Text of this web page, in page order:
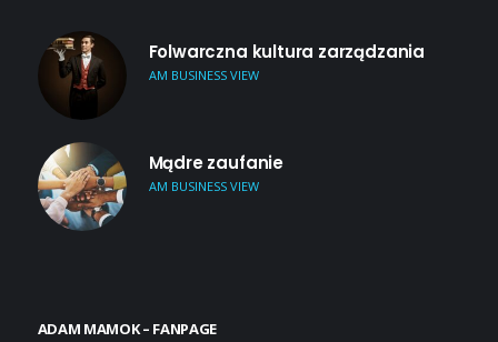
Folwarczna kultura zarządzania
AM BUSINESS VIEW
Mądre zaufanie
AM BUSINESS VIEW
ADAM MAMOK – FANPAGE